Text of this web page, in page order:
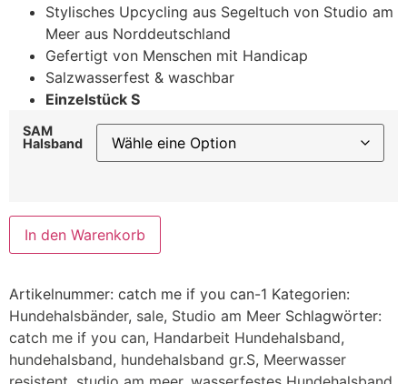
Stylisches Upcycling aus Segeltuch von Studio am
Meer aus Norddeutschland
Gefertigt von Menschen mit Handicap
Salzwasserfest & waschbar
Einzelstück S
SAM
Halsband
In den Warenkorb
Artikelnummer: catch me if you can-1 Kategorien:
Hundehalsbänder, sale, Studio am Meer Schlagwörter:
catch me if you can, Handarbeit Hundehalsband,
hundehalsband, hundehalsband gr.S, Meerwasser